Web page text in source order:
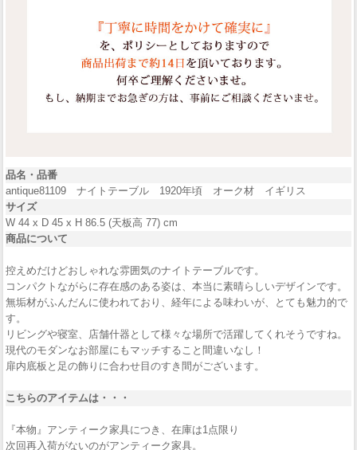
品名・品番
antique81109 ナイトテーブル 1920年頃 オーク材 イギリス
サイズ
W 44 x D 45 x H 86.5 (天板高 77) cm
商品について
控えめだけどおしゃれな雰囲気のナイトテーブルです。
コンパクトながらに存在感のある姿は、本当に素晴らしいデザインです。
無垢材がふんだんに使われており、経年による味わいが、とても魅力的で
す。
リビングや寝室、店舗什器として様々な場所で活躍してくれそうですね。
現代のモダンなお部屋にもマッチすること間違いなし！
扉内底板と足の飾りに合わせ目のすき間がございます。
こちらのアイテムは・・・
『本物』アンティーク家具につき、在庫は1点限り
次回再入荷がないのがアンティーク家具。